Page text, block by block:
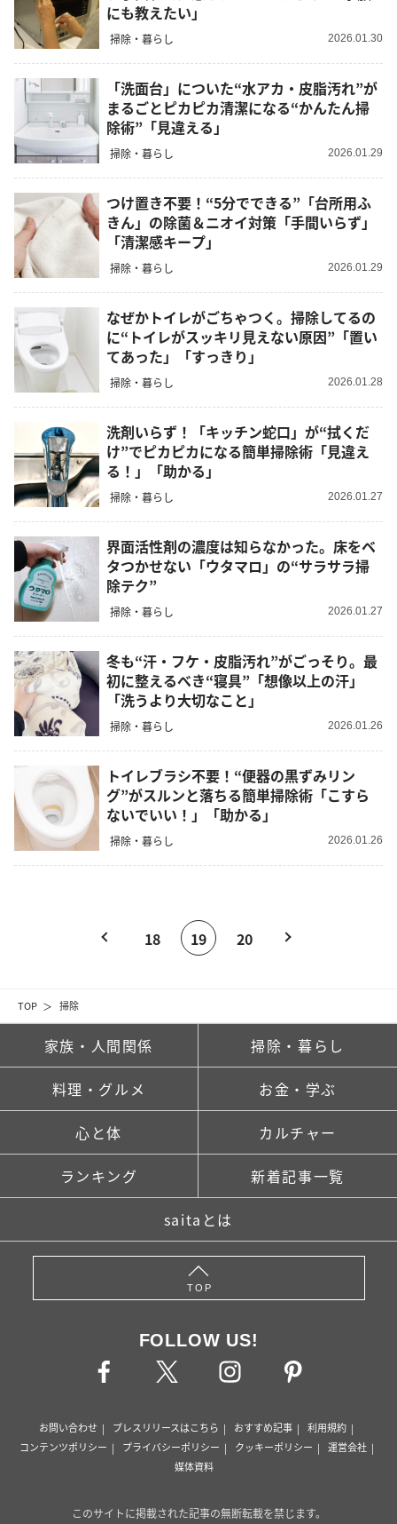
TOP 掃除
にも教えたい」
掃除・暮らし 2026.01.30
「洗面台」についた“水アカ・皮脂汚れ”が
まるごとピカピカ清潔になる“かんたん掃
除術”「見違える」
掃除・暮らし 2026.01.29
つけ置き不要！“5分でできる”「台所用ふ
きん」の除菌＆ニオイ対策「手間いらず」
「清潔感キープ」
掃除・暮らし 2026.01.29
なぜかトイレがごちゃつく。掃除してるの
に“トイレがスッキリ見えない原因”「置い
てあった」「すっきり」
掃除・暮らし 2026.01.28
洗剤いらず！「キッチン蛇口」が“拭くだ
け”でピカピカになる簡単掃除術「見違え
る！」「助かる」
掃除・暮らし 2026.01.27
界面活性剤の濃度は知らなかった。床をベ
タつかせない「ウタマロ」の“サラサラ掃
除テク”
掃除・暮らし 2026.01.27
冬も“汗・フケ・皮脂汚れ”がごっそり。最
初に整えるべき“寝具”「想像以上の汗」
「洗うより大切なこと」
掃除・暮らし 2026.01.26
トイレブラシ不要！“便器の黒ずみリン
グ”がスルンと落ちる簡単掃除術「こすら
ないでいい！」「助かる」
掃除・暮らし 2026.01.26
18 19 20
家族・人間関係 掃除・暮らし
料理・グルメ お金・学ぶ
心と体 カルチャー
ランキング 新着記事一覧
saitaとは
TOP
FOLLOW US!
お問い合わせ プレスリリースはこちら おすすめ記事
利用規約
コンテンツポリシー
プライバシーポリシー クッキーポリシー
運営会社
媒体資料
このサイトに掲載された記事の無断転載を禁じます。